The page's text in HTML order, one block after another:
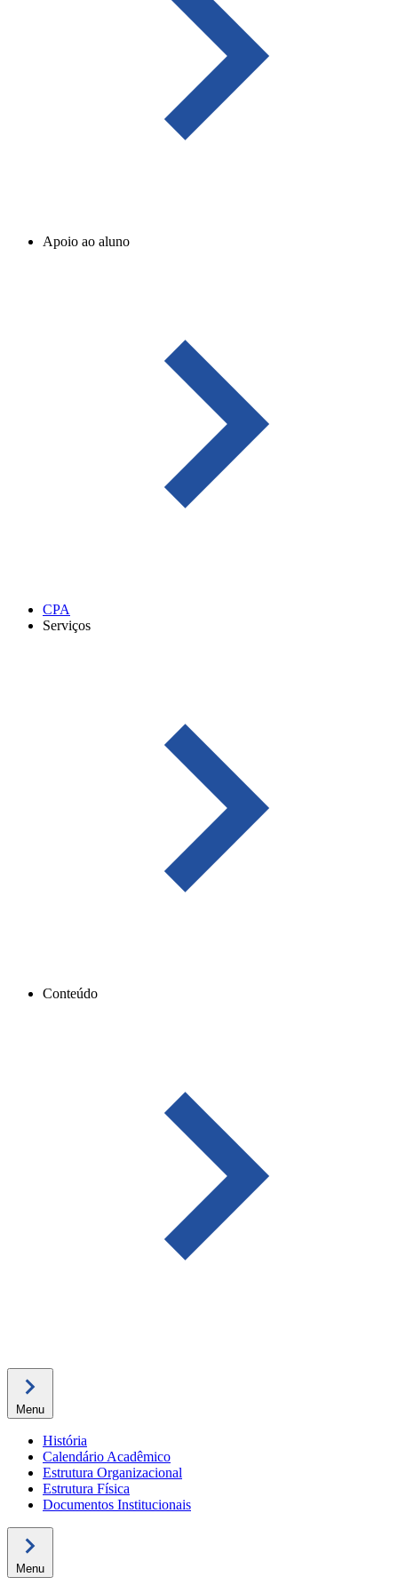
Apoio ao aluno
CPA
Serviços
Conteúdo
Menu
História
Calendário Acadêmico
Estrutura Organizacional
Estrutura Física
Documentos Institucionais
Menu